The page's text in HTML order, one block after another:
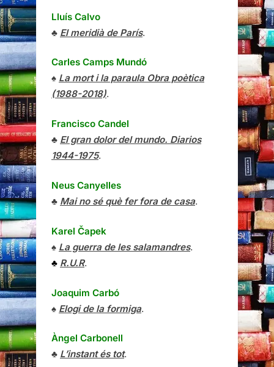
Lluís Calvo
♣ El meridià de París.
Carles Camps Mundó
♠ La mort i la paraula Obra poètica
(1988-2018).
Francisco Candel
♣ El gran dolor del mundo. Diarios
1944-1975.
Neus Canyelles
♣ Mai no sé què fer fora de casa.
Karel Čapek
♠ La guerra de les salamandres.
♣ R.U.R.
Joaquim Carbó
♠ Elogi de la formiga.
Àngel Carbonell
♣ L’instant és tot.